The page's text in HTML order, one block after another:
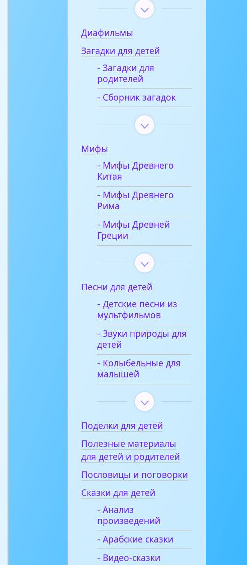
Диафильмы
Загадки для детей
- Загадки для
родителей
- Сборник загадок
Мифы
- Мифы Древнего
Китая
- Мифы Древнего
Рима
- Мифы Древней
Греции
Песни для детей
- Детские песни из
мультфильмов
- Звуки природы для
детей
- Колыбельные для
малышей
Поделки для детей
Полезные материалы
для детей и родителей
Пословицы и поговорки
Сказки для детей
- Анализ
произведений
- Арабские сказки
- Видео-сказки